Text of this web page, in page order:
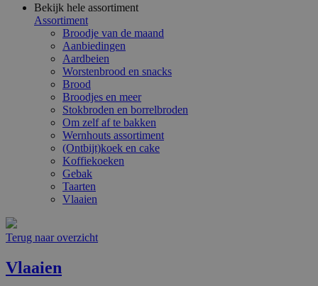
Bekijk hele assortiment
Assortiment
Broodje van de maand
Aanbiedingen
Aardbeien
Worstenbrood en snacks
Brood
Broodjes en meer
Stokbroden en borrelbroden
Om zelf af te bakken
Wernhouts assortiment
(Ontbijt)koek en cake
Koffiekoeken
Gebak
Taarten
Vlaaien
Terug naar overzicht
Vlaaien